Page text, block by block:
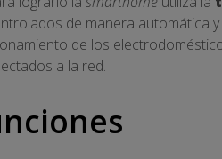
de manera automática
de los
a la red.